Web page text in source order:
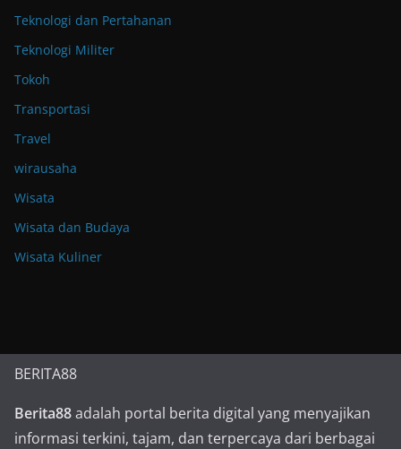
Teknologi dan Pertahanan
Teknologi Militer
Tokoh
Transportasi
Travel
wirausaha
Wisata
Wisata dan Budaya
Wisata Kuliner
BERITA88
Berita88adalah portal berita digital yang menyajikan
informasi terkini, tajam, dan terpercaya dari berbagai